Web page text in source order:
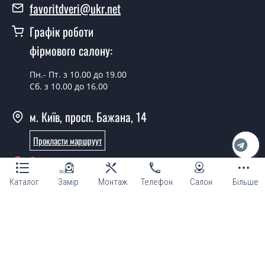
Каталог Замір Монтаж Телефон Салон Більше
1800 грн.
Можна на сьогодні викликати
замірника?
У вас є в наявності готові дверні
Так, ми маємо великий асортимент готових дверних
полотен.
Ви робите нестандартні міжкімнатні
двері?
favoritdveri@ukr.net
Графік роботи
фірмового салону:
Пн.- Пт. з 10.00 до 19.00
Сб. з 10.00 до 16.00
м. Київ, просп. Бажана, 14
Прокласти маршруут
Онлайн консультант